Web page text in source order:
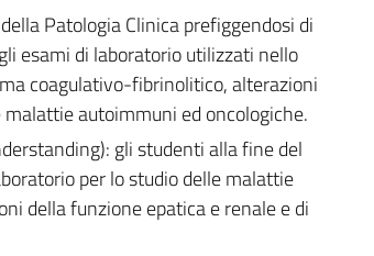
Patologia Clinica prefiggendosi di
esami di laboratorio utilizzati nello
coagulativo-fibrinolitico, alterazioni
autoimmuni ed oncologiche.
gli studenti alla fine del
per lo studio delle malattie
della funzione epatica e renale e di